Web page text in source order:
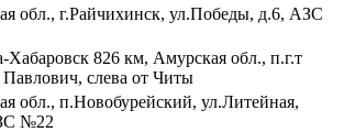
обл., г.Райчихинск, ул.Победы, д.6, АЗС
Хабаровск 826 км, Амурская обл., п.г.т
слева от Читы
обл., п.Новобурейский, ул.Литейная,
№22